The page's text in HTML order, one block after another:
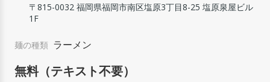
〒815-0032 福岡県福岡市南区塩原3丁目8-25 塩原泉屋ビル
1F
麺の種類 ラーメン
無料（テキスト不要）